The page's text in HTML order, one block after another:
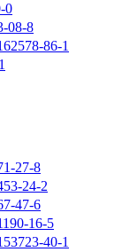
0
08-8
86-1
27-8
24-2
47-6
16-5
40-1